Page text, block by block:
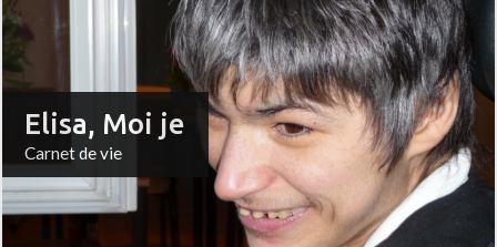
Elisa, Moi je
Carnet de vie